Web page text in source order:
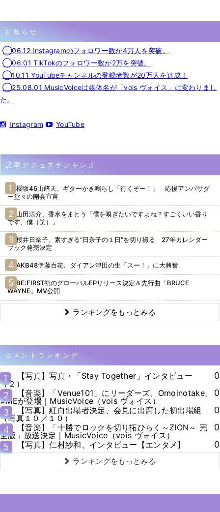
お知らせ
◯06.12 Instagramのフォロワー数が4万人を突破。
◯06.01 TikTokのフォロワー数が2万を突破。
◯10.11 YouTubeチャンネルの登録者数が20万人を達成！
◯25.08.01 MusicVoiceは媒体名が「vois ヴォイス」に変わりまし
た。
Instagram YouTube
記事アクセスランキング
櫻坂46山﨑天、ギターかき鳴らし「行くぞー！」 応援アンバサダ
ー堂々の開会宣言
山田涼介、香水をまとう「僕を嗅ぎたいですよね？すごくいい香り
です、僕（笑）」
桜井日奈子、素すぎる“日奈子の１日”を切り撮る 27年カレンダー
ブック発売決定
AKB48伊藤百花、ダイアン津田の生「スー！」に大興奮
BE:FIRST初のグローバルEPリリース決定＆先行曲「BRUCE
WAYNE」MV公開
ランキングをもっとみる
コメントランキング
1
【写真】写真・「Stay Together」インタビュー
（２）
0
2
【音楽】「Venue101」にリーダーズ、Omoinotake、
≠MEが登場｜MusicVoice（vois ヴォイス）
0
3
【写真】紅白出場者決定、会見に出席した初出場組
（写真１０／１０）
0
4
【音楽】「十勝でロックを切り拓ひらく～ZION～ 完
全版」放送決定｜MusicVoice（vois ヴォイス）
0
5
【写真】仁村紗和、インタビュー【エンタメ】 0
ランキングをもっとみる